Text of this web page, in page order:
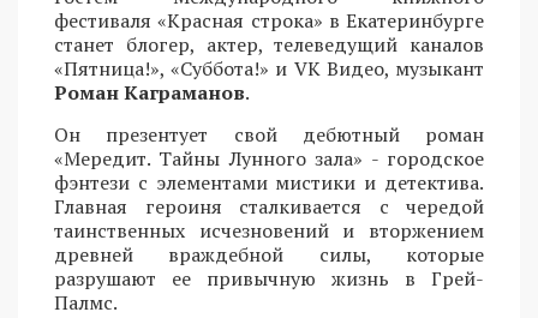
фестиваля «Красная строка» в Екатеринбурге
станет блогер, актер, телеведущий каналов
«Пятница!», «Суббота!» и VK Видео, музыкант
Роман Каграманов.
Он презентует свой дебютный роман
«Мередит. Тайны Лунного зала» - городское
фэнтези с элементами мистики и детектива.
Главная героиня сталкивается с чередой
таинственных исчезновений и вторжением
древней враждебной силы, которые
разрушают ее привычную жизнь в Грей-
Палмс.